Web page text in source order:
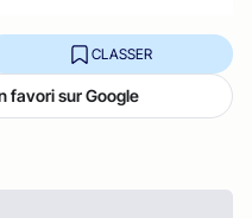
CLASSER
favori sur Google